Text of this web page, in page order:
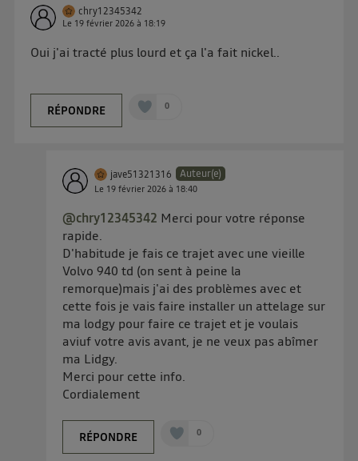
chry12345342
Le 19 février 2026 à 18:19
Oui j'ai tracté plus lourd et ça l'a fait nickel..
RÉPONDRE 0
jave51321316 Auteur(e)
Le 19 février 2026 à 18:40
@chry12345342 Merci pour votre réponse
rapide.
D'habitude je fais ce trajet avec une vieille
Volvo 940 td (on sent à peine la
remorque)mais j'ai des problèmes avec et
cette fois je vais faire installer un attelage sur
ma lodgy pour faire ce trajet et je voulais
aviuf votre avis avant, je ne veux pas abîmer
ma Lidgy.
Merci pour cette info.
Cordialement
RÉPONDRE 0
uniquement sur la navigation de l'utilisateur du mobile.
Vous pouvez à tout moment retirer ce consentement
surle portail d’Utiq("
") ou via la page
d'information sur les données personnelles